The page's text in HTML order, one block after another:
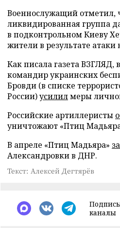
Военнослужащий отметил,
ликвидированная группа
в подконтрольном Киеву
жители в результате атаки
Как писала газета
командир украинских
Бровди (в списке
России)усилилмеры
Российские артиллеристы
уничтожают «Птиц
В апреле «Птиц Мадьяра»
Александровки в ДНР.
Текст: Алексей Дегтярёв
каналы